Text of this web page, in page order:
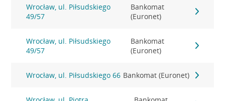
Wrocław, ul. Piłsudskiego
49/57
Bankomat
(Euronet)
Wrocław, ul. Piłsudskiego
49/57
Bankomat
(Euronet)
Wrocław, ul. Piłsudskiego 66 Bankomat (Euronet)